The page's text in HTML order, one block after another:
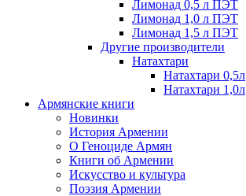
Лимонад 0,5 л ПЭТ
Лимонад 1,0 л ПЭТ
Лимонад 1,5 л ПЭТ
Другие производители
Натахтари
Натахтари 0,5л
Натахтари 1,0л
Армянские книги
Новинки
История Армении
О Геноциде Армян
Книги об Армении
Иcкусство и культура
Поэзия Армении